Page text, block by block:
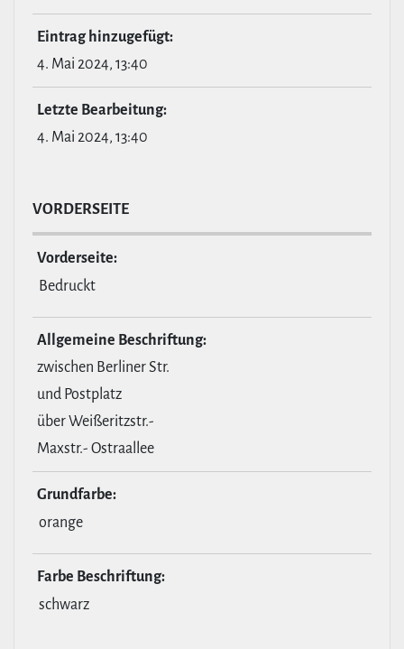
Eintrag hin­zu­ge­fügt:
4. Mai 2024, 13:40
Letzte Bear­bei­tung:
4. Mai 2024, 13:40
VOR­DER­SEITE
Vor­der­seite:
Bedruckt
All­ge­meine Beschrif­tung:
zwischen Berliner Str.
und Postplatz
über Weißeritzstr.-
Maxstr.- Ostraallee
Grund­farbe:
orange
Farbe Beschrif­tung:
schwarz